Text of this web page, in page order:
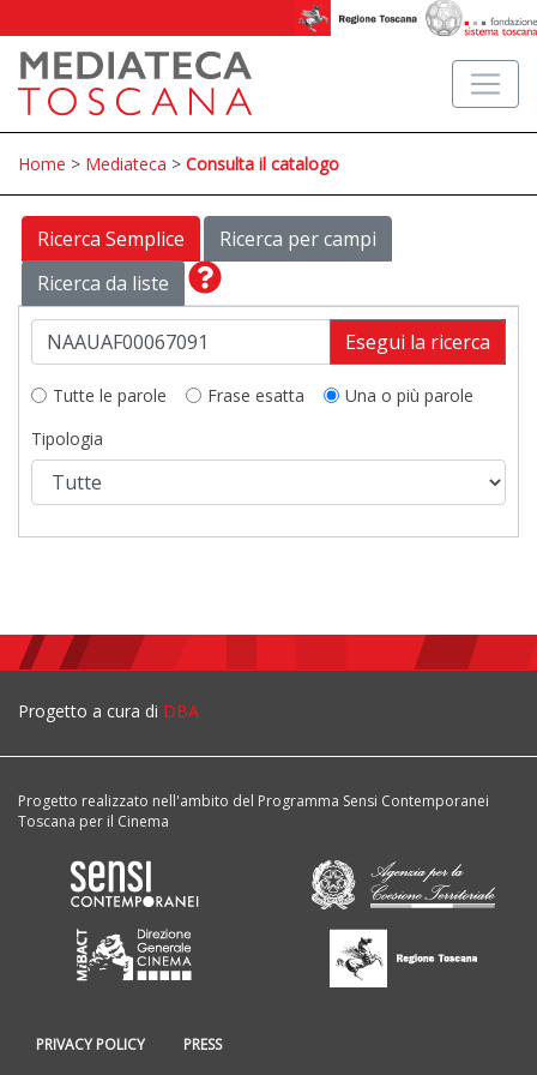
Home > Mediateca > Consulta il catalogo
Ricerca Semplice
Ricerca per campi
Ricerca da liste
Esegui la ricerca
Tutte le parole Frase esatta
Una o più parole
Tipologia
Progetto a cura di DBA
Progetto realizzato nell'ambito del Programma Sensi Contemporanei
Toscana per il Cinema
PRIVACY POLICY PRESS